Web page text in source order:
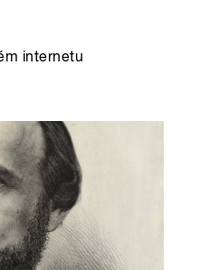
internetu